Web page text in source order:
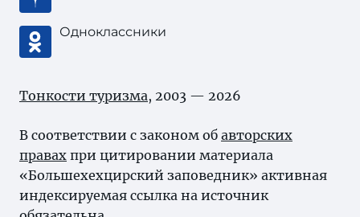
Одноклассники
Тонкости туризма, 2003 — 2026
В соответствии с законом об авторских
правах при цитировании материала
«Большехехцирский заповедник» активная
индексируемая ссылка на источник